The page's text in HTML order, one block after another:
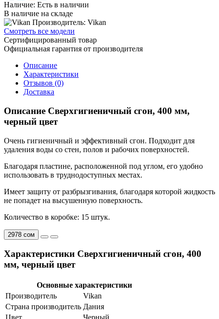
Наличие: Есть в наличии
В наличие на складе
Производитель: Vikan
Смотреть все модели
Сертифицированный товар
Официальная гарантия от производителя
Описание
Характеристики
Отзывов (0)
Доставка
Описание Сверхгигиеничный сгон, 400 мм,
черный цвет
Очень гигиеничный и эффективный сгон. Подходит для
удаления воды со стен, полов и рабочих поверхностей.
Благодаря пластине, расположенной под углом, его удобно
использовать в труднодоступных местах.
Имеет защиту от разбрызгивания, благодаря которой жидкость
не попадет на высушенную поверхность.
Количество в коробке: 15 штук.
2978 сом
Характеристики Сверхгигиеничный сгон, 400
мм, черный цвет
Основные характеристики
Производитель
Vikan
Страна производитель Дания
Цвет
Черный